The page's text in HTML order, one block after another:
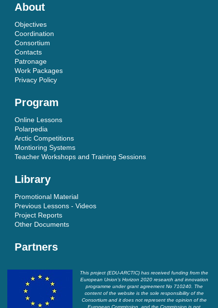
About
Objectives
Coordination
Consortium
Contacts
Patronage
Work Packages
Privacy Policy
Program
Online Lessons
Polarpedia
Arctic Competitions
Montioring Systems
Teacher Workshops and Training Sessions
Library
Promotional Material
Previous Lessons - Videos
Project Reports
Other Documents
Partners
This project (EDU-ARCTIC) has received funding from the
European Union’s Horizon 2020 research and innovation
programme under grant agreement No 710240. The
content of the website is the sole responsibility of the
Consortium and it does not represent the opinion of the
European Commission, and the Commission is not